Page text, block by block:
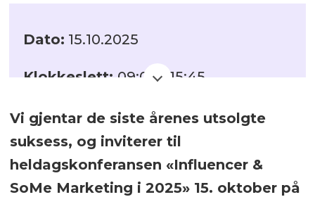
Dato: 15.10.2025
Klokkeslett: 09:00 - 15:45
Sted:Hotel Continental,
Stortingsgata 24, Oslo
Vi gjentar de siste årenes utsolgte
suksess, og inviterer til
heldagskonferansen «Influencer &
SoMe Marketing i 2025» 15. oktober på